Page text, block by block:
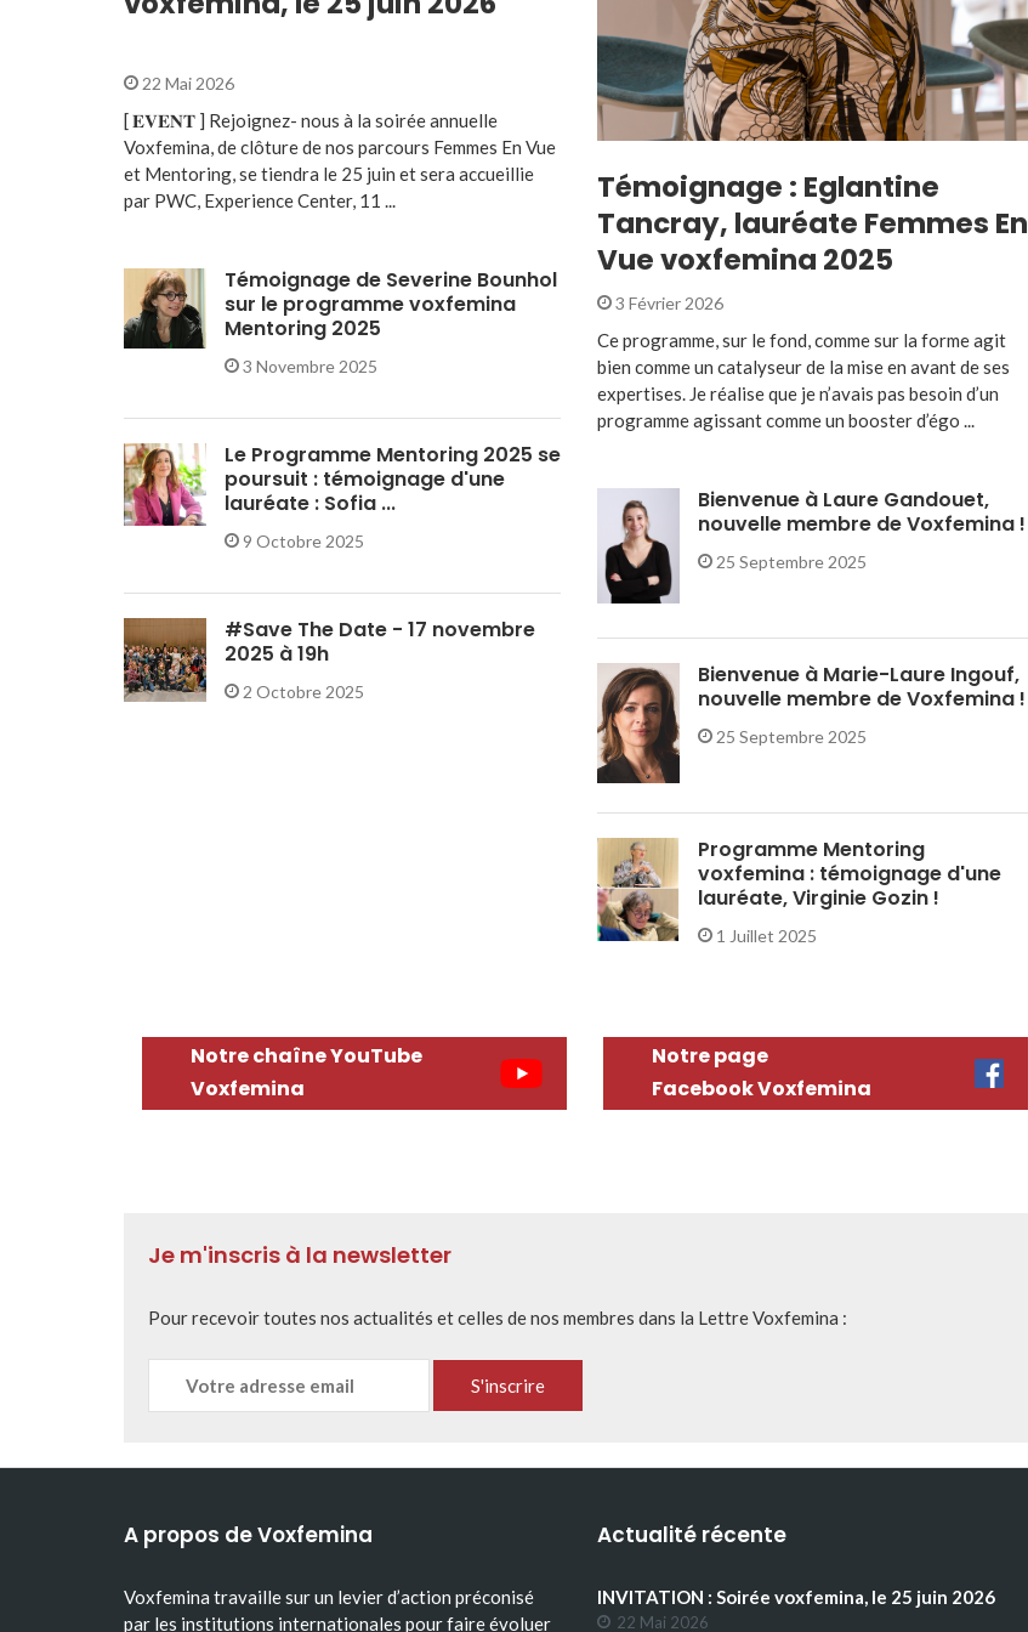
22 Mai 2026
[ 𝐄𝐕𝐄𝐍𝐓 ] Rejoignez- nous à la soirée annuelle
Voxfemina, de clôture de nos parcours Femmes En Vue
et Mentoring, se tiendra le 25 juin et sera accueillie
par PWC, Experience Center, 11 ...
Témoignage de Severine Bounhol
sur le programme voxfemina
Mentoring 2025
3 Novembre 2025
Le Programme Mentoring 2025 se
poursuit : témoignage d'une
lauréate : Sofia ...
9 Octobre 2025
#Save The Date - 17 novembre
2025 à 19h
2 Octobre 2025
Témoignage : Eglantine
Tancray, lauréate Femmes En
Vue voxfemina 2025
3 Février 2026
Ce programme, sur le fond, comme sur la forme agit
bien comme un catalyseur de la mise en avant de ses
expertises. Je réalise que je n’avais pas besoin d’un
programme agissant comme un booster d’égo ...
Bienvenue à Laure Gandouet,
nouvelle membre de Voxfemina !
25 Septembre 2025
Bienvenue à Marie-Laure Ingouf,
nouvelle membre de Voxfemina !
25 Septembre 2025
Programme Mentoring
voxfemina : témoignage d'une
lauréate, Virginie Gozin !
1 Juillet 2025
Notre chaîne YouTube
Voxfemina
Notre page
Facebook Voxfemina
Je m'inscris à la newsletter
Pour recevoir toutes nos actualités et celles de nos membres dans la Lettre Voxfemina :
A propos de Voxfemina
Voxfemina travaille sur un levier d’action préconisé
par les institutions internationales pour faire évoluer
Actualité récente
INVITATION : Soirée voxfemina, le 25 juin 2026
22 Mai 2026